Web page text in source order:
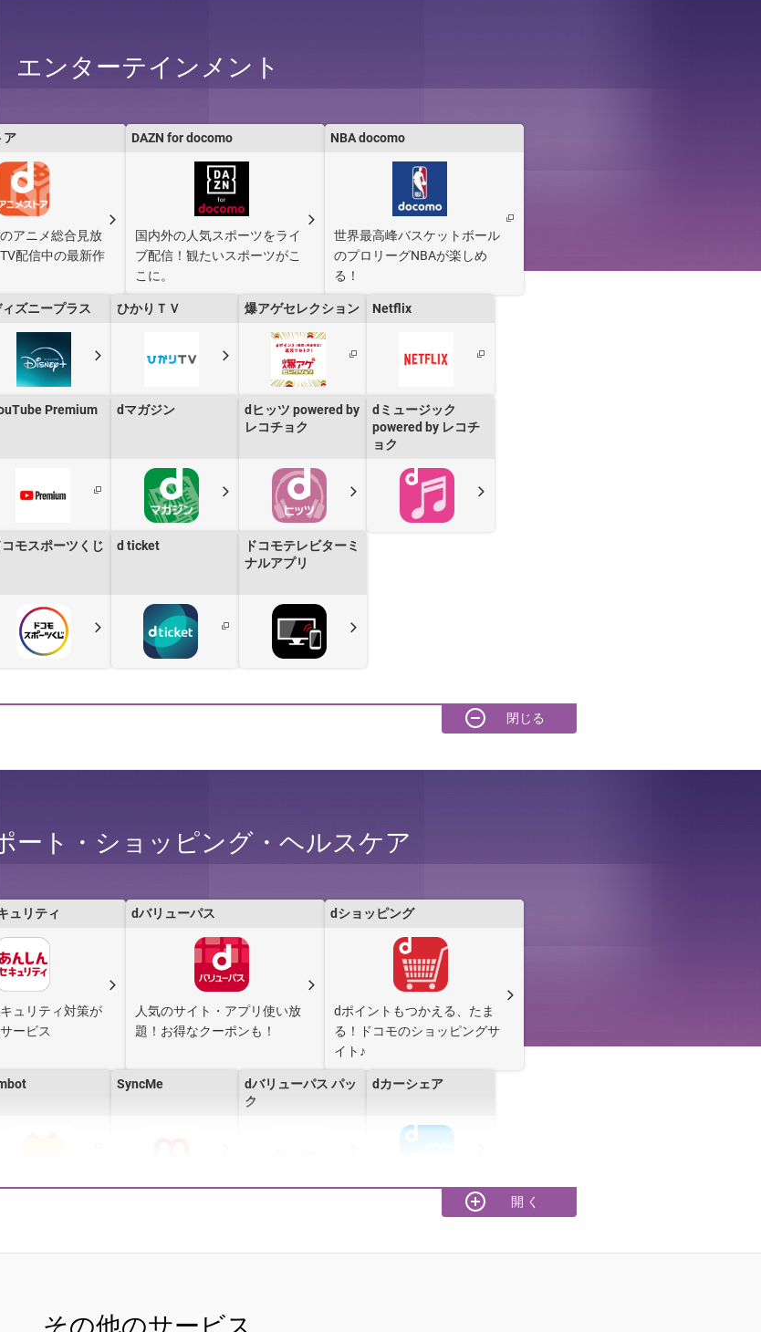
スマホローン
PR］
フィナンシャルグループおよび、提携会社の提供サービスとなります。
エンターテインメント
ア
アニメ総合見放
配信中の最新作
DAZN for docomo
国内外の人気スポーツをライ
ブ配信！観たいスポーツがこ
こに。
NBA docomo
世界最高峰バスケットボール
のプロリーグNBAが楽しめ
る！
ズニープラス ひかりＴＶ 爆アゲセレクション Netflix
Premium dマガジン
dヒッツ powered by
レコチョク
dミュージック
powered by レコチ
ョク
コモスポーツくじ d ticket
ドコモテレビターミ
ナルアプリ
ート・ショッピング・ヘルスケア
ュリティ
ュリティ対策が
ービス
dバリューパス
人気のサイト・アプリ使い放
題！お得なクーポンも！
dショッピング
dポイントもつかえる、たま
る！ドコモのショッピングサ
イト♪
SyncMe
dバリューパス パッ
ク
dカーシェア
dメニュー
my daiz（マイデイ